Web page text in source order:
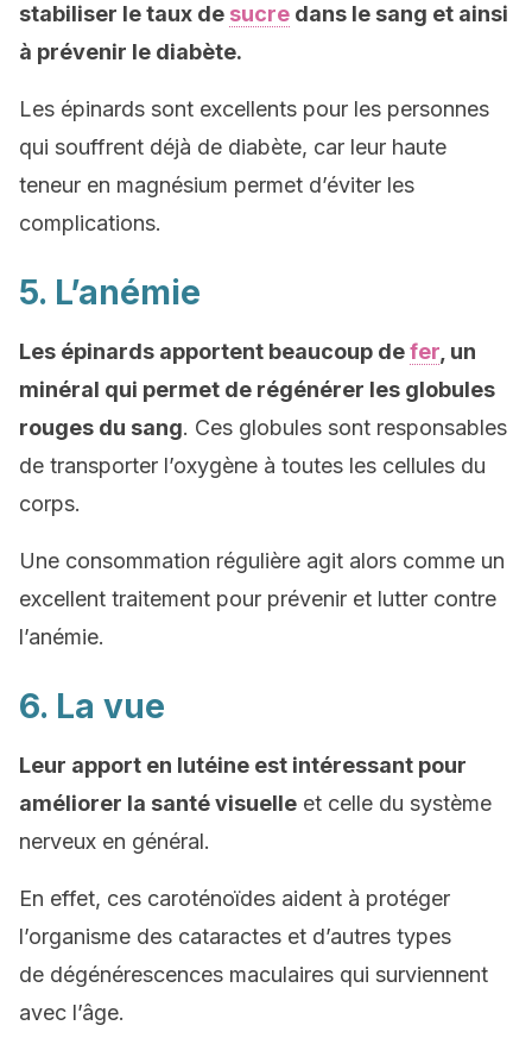
stabiliser le taux de sucre dans le sang et ainsi
à prévenir le diabète.
Les épinards sont excellents pour les personnes
qui souffrent déjà de diabète, car leur haute
teneur en magnésium permet d’éviter les
complications.
5. L’anémie
Les épinards apportent beaucoup defer , un
minéral qui permet de régénérer les globules
rouges du sang. Ces globules sont responsables
de transporter l’oxygène à toutes les cellules du
corps.
Une consommation régulière agit alors comme un
excellent traitement pour prévenir et lutter contre
l’anémie.
6. La vue
Leur apport en lutéine est intéressant pour
améliorer la santé visuelle et celle du système
nerveux en général.
En effet, ces caroténoïdes aident à protéger
l’organisme des cataractes et d’autres types
de dégénérescences maculaires qui surviennent
avec l’âge.